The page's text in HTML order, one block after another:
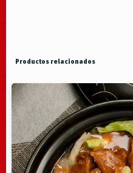
Productos relacionados
Table